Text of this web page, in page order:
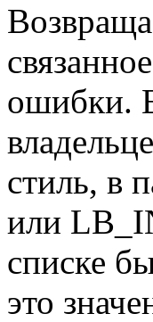
ошибки.
стиль, в
или
списке
это